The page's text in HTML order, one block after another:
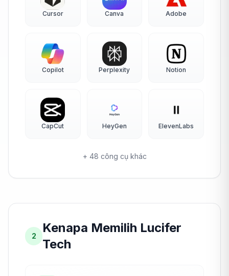
Cursor Canva Adobe
Copilot Perplexity Notion
CapCut HeyGen ElevenLabs
+ 48 công cụ khác
2
Kenapa Memilih Lucifer
Tech